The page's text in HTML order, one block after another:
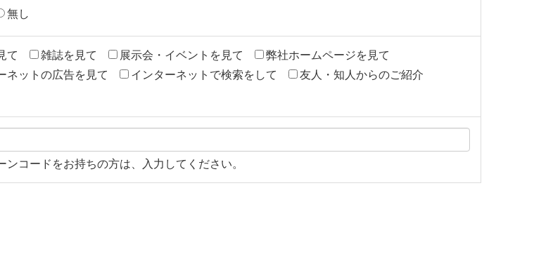
無し
て 雑誌を見て 展示会・イベントを見て
弊社ホームページを見て
ネットの広告を見て
インターネットで検索をして
友人・知人からのご紹介
ンコードをお持ちの方は、入力してください。